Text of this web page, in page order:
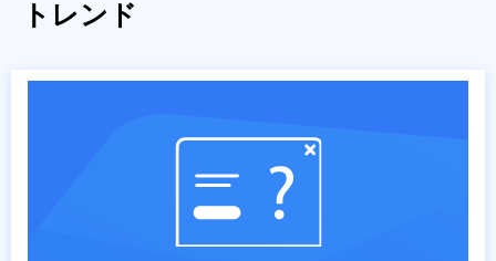
トレンド